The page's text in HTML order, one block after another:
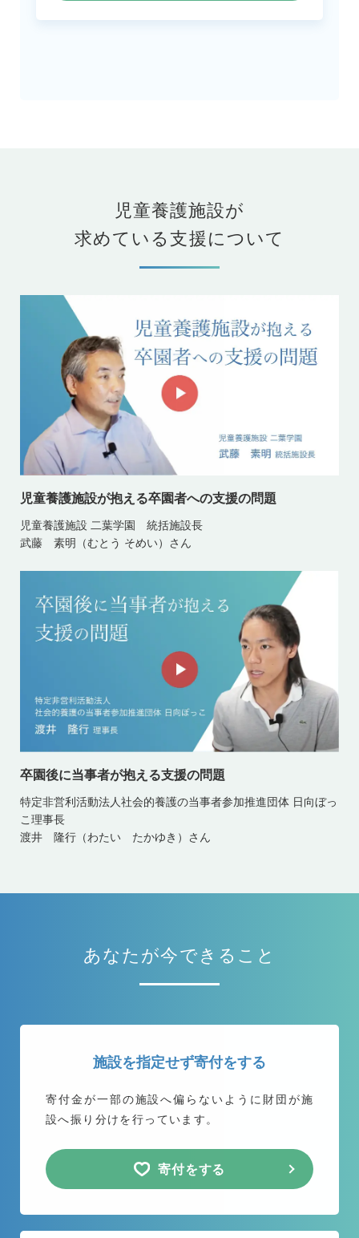
児童養護施設が
求めている支援について
児童養護施設が抱える卒園者への支援の問題
児童養護施設 二葉学園 統括施設長
武藤 素明（むとう そめい）さん
卒園後に当事者が抱える支援の問題
特定非営利活動法人社会的養護の当事者参加推進団体 日向ぼっ
こ理事長
渡井 隆行（わたい たかゆき）さん
あなたが今できること
施設を指定せず寄付をする
寄付金が一部の施設へ偏らないように 財団が施
設へ振り分けを行っています。
寄付をする